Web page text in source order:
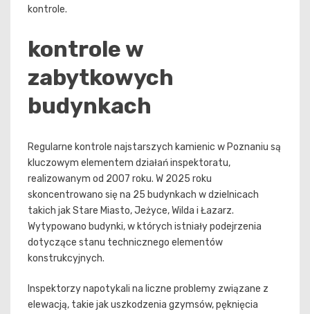
kontrole.
kontrole w
zabytkowych
budynkach
Regularne kontrole najstarszych kamienic w Poznaniu są
kluczowym elementem działań inspektoratu,
realizowanym od 2007 roku. W 2025 roku
skoncentrowano się na 25 budynkach w dzielnicach
takich jak Stare Miasto, Jeżyce, Wilda i Łazarz.
Wytypowano budynki, w których istniały podejrzenia
dotyczące stanu technicznego elementów
konstrukcyjnych.
Inspektorzy napotykali na liczne problemy związane z
elewacją, takie jak uszkodzenia gzymsów, pęknięcia